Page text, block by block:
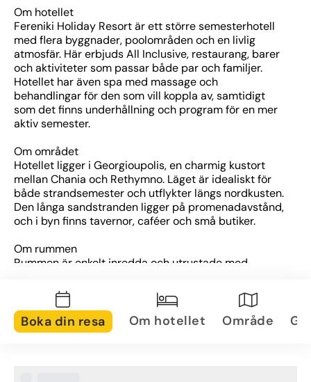
Om hotellet
Fereniki Holiday Resort är ett större semesterhotell
med flera byggnader, poolområden och en livlig
atmosfär. Här erbjuds All Inclusive, restaurang, barer
och aktiviteter som passar både par och familjer.
Hotellet har även spa med massage och
behandlingar för den som vill koppla av, samtidigt
som det finns underhållning och program för en mer
aktiv semester.
Om området
Hotellet ligger i Georgioupolis, en charmig kustort
mellan Chania och Rethymno. Läget är idealiskt för
både strandsemester och utflykter längs nordkusten.
Den långa sandstranden ligger på promenadavstånd,
och i byn finns tavernor, caféer och små butiker.
Om rummen
Rummen är enkelt inredda och utrustade med
har balkong eller terrass med utsikt över trädgård,
pool eller hav. Det finns olika rumstyper, från
dubbelrum till familjerum, anpassade för olika
resesällskap.
Boka din resa Om hotellet Område